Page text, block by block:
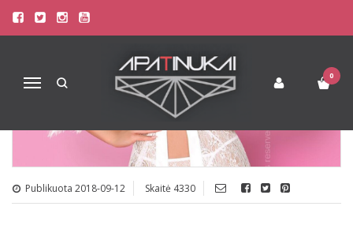
Navigacija
0
SEKSUALŪS APATINIAI, KUR
SEKSUALUMO RIBA?
Publikuota 2018-09-12 Skaitė 4330